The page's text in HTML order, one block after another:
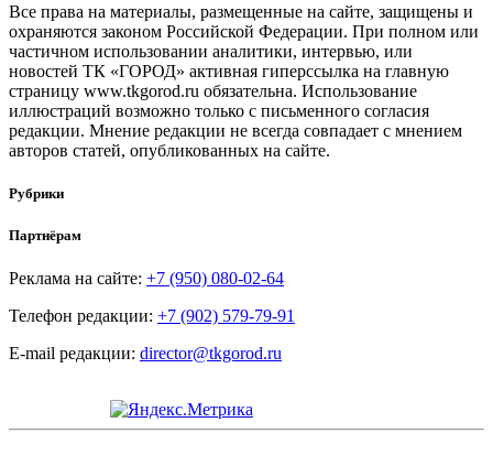
Все права на материалы, размещенные на сайте, защищены и
охраняются законом Российской Федерации. При полном или
частичном использовании аналитики, интервью, или
новостей ТК «ГОРОД» активная гиперссылка на главную
страницу www.tkgorod.ru обязательна. Использование
иллюстраций возможно только с письменного согласия
редакции. Мнение редакции не всегда совпадает с мнением
авторов статей, опубликованных на сайте.
Рубрики
Партнёрам
Реклама на сайте: +7 (950) 080-02-64
Телефон редакции: +7 (902) 579-79-91
E-mail редакции: director@tkgorod.ru